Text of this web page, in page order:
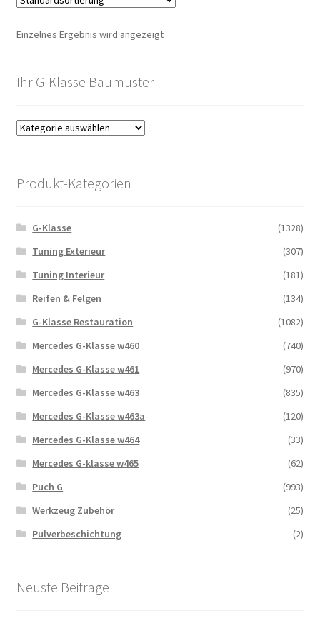
Einzelnes Ergebnis wird angezeigt
Ihr G-Klasse Baumuster
Produkt-Kategorien
G-Klasse
(1328)
Tuning Exterieur
(307)
Tuning Interieur
(181)
Reifen & Felgen
(134)
G-Klasse Restauration
(1082)
Mercedes G-Klasse w460
(740)
Mercedes G-Klasse w461
(970)
Mercedes G-Klasse w463
(835)
Mercedes G-Klasse w463a
(120)
Mercedes G-Klasse w464
(33)
Mercedes G-klasse w465
(62)
Puch G
(993)
Werkzeug Zubehör
(25)
Pulverbeschichtung
(2)
Neuste Beitrage